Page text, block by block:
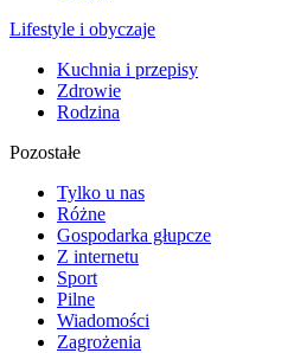
Lifestyle i obyczaje
Kuchnia i przepisy
Zdrowie
Rodzina
Pozostałe
Tylko u nas
Różne
Gospodarka głupcze
Z internetu
Sport
Pilne
Wiadomości
Zagrożenia